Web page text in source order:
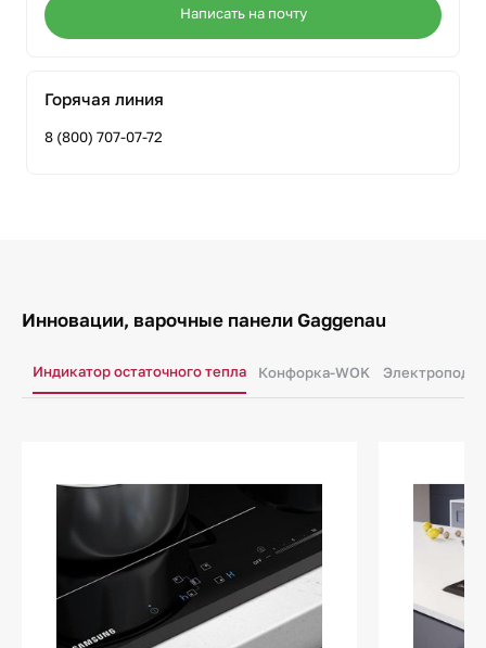
Написать на почту
Горячая линия
8 (800) 707-07-72
Инновации, варочные панели Gaggenau
Индикатор остаточного тепла Конфорка-WOK